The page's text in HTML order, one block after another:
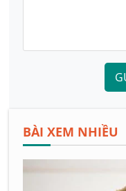
BÀI XEM NHIỀU